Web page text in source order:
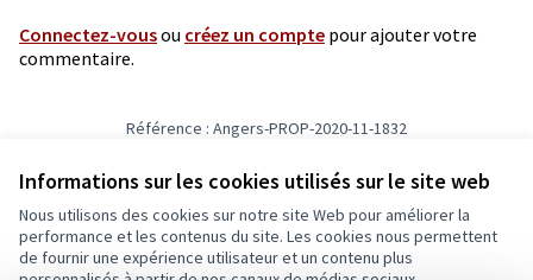
Informations sur les cookies utilisés sur le site web
Nous utilisons des cookies sur notre site Web pour améliorer la
performance et les contenus du site. Les cookies nous permettent
de fournir une expérience utilisateur et un contenu plus
Connectez-vousou créez un compte pour ajouter votre
commentaire.
Référence : Angers-PROP-2020-11-1832
Conditions d'utilisation
Paramètres des cookies
Ecrivons Angers sur X
Ecrivons Angers sur Facebook